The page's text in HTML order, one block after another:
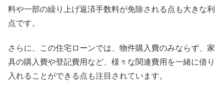
料や一部の繰り上げ返済手数料が免除される点も大きな利
点です。
さらに、この住宅ローンでは、物件購入費のみならず、家
具の購入費や登記費用など、様々な関連費用を一緒に借り
入れることができる点も注目されています。